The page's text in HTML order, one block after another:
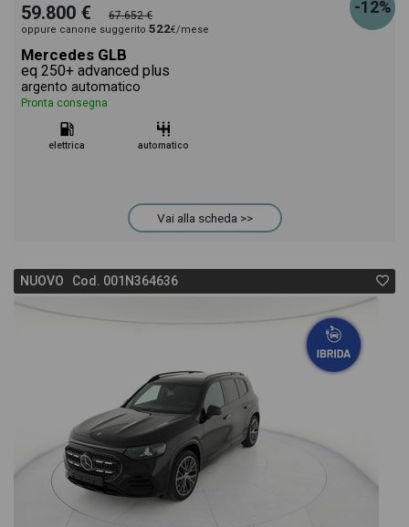
-12%
59.800 € 67.652 €
oppure canone suggerito 522€/mese
Mercedes GLB
eq 250+ advanced plus
argento automatico
Pronta consegna
elettrica automatico
Vai alla scheda >>
NUOVO Cod. 001N364636